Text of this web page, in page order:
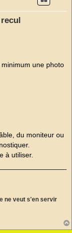
une photo
du moniteur ou
à utiliser.
ne veut s'en servir